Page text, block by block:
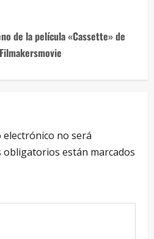
de la película «Cassette» de
no será
obligatorios están marcados